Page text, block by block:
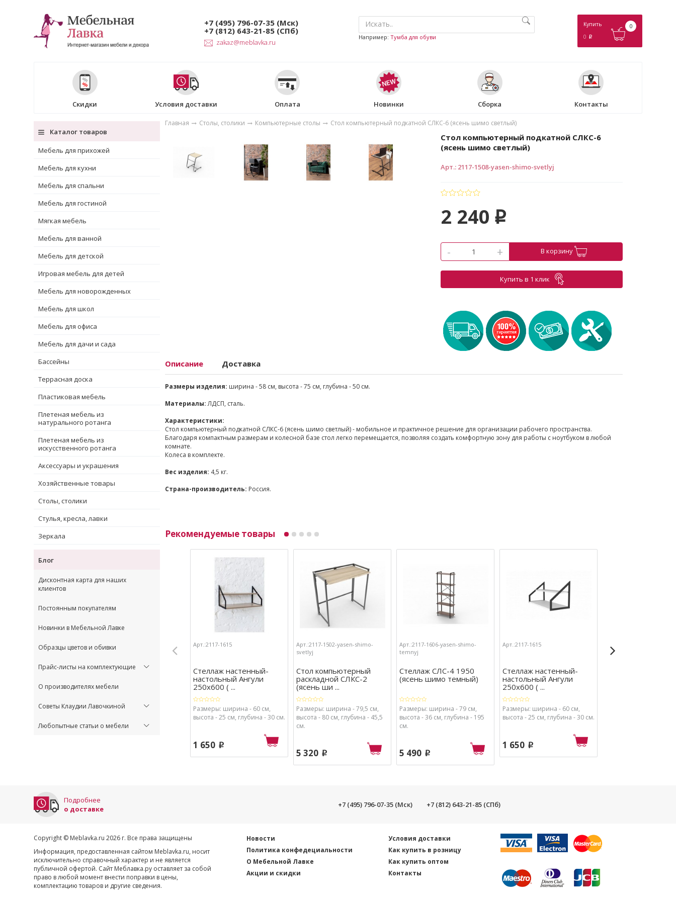
+7 (495) 796-07-35 (Мск)
+7 (812) 643-21-85 (СПб)
zakaz@meblavka.ru
Например: Тумба для обуви
Купить
0 p
0
Скидки Условия доставки Оплата Новинки Сборка Контакты
Каталог товаров
Мебель для прихожей
Мебель для кухни
Мебель для спальни
Мебель для гостиной
Мягкая мебель
Мебель для ванной
Мебель для детской
Игровая мебель для детей
Мебель для новорожденных
Мебель для школ
Мебель для офиса
Мебель для дачи и сада
Бассейны
Террасная доска
Пластиковая мебель
Плетеная мебель из
натурального ротанга
Плетеная мебель из
искусственного ротанга
Аксессуары и украшения
Хозяйственные товары
Столы, столики
Стулья, кресла, лавки
Зеркала
Блог
Дисконтная карта для наших
клиентов
Постоянным покупателям
Новинки в Мебельной Лавке
Образцы цветов и обивки
Прайс-листы на комплектующие
О производителях мебели
Советы Клаудии Лавочкиной
Любопытные статьи о мебели
Главная Столы, столики Компьютерные столы Стол компьютерный подкатной СЛКС-6 (ясень шимо светлый)
Стол компьютерный подкатной СЛКС-6
(ясень шимо светлый)
Арт.: 2117-1508-yasen-shimo-svetlyj
2 240 p
- + В корзину
Купить в 1 клик
Описание Доставка
Размеры изделия: ширина - 58 см, высота - 75 см, глубина - 50 см.
Материалы:ЛДСП, сталь.
Характеристики:
Стол компьютерный подкатной СЛКС-6 (ясень шимо светлый) - мобильное и практичное решение для организации рабочего пространства.
Благодаря компактным размерам и колесной базе стол легко перемещается, позволяя создать комфортную зону для работы с ноутбуком в любой
комнате.
Колеса в комплекте.
Вес изделия: 4,5 кг.
Страна-производитель: Россия.
Рекомендуемые товары
Арт.:2117-1615
Стеллаж настенный-
настольный Ангули
250х600 ( ...
Размеры: ширина - 60 см,
высота - 25 см, глубина - 30 см.
1 650 p
Арт.:2117-1502-yasen-shimo-
svetlyj
Стол компьютерный
раскладной СЛКС-2
(ясень ши ...
Размеры: ширина - 79,5 см,
высота - 80 см, глубина - 45,5
см.
5 320 p
Арт.:2117-1606-yasen-shimo-
temnyj
Стеллаж СЛС-4 1950
(ясень шимо темный)
Размеры: ширина - 79 см,
высота - 36 см, глубина - 195
см.
5 490 p
Арт.:2117-1615
Стеллаж настенный-
настольный Ангули
250х600 ( ...
Размеры: ширина - 60 см,
высота - 25 см, глубина - 30 см.
1 650 p
svetlyj
Подробнее
о доставке
+7 (495) 796-07-35 (Мск) +7 (812) 643-21-85 (СПб)
Copyright © Meblavka.ru 2026 г. Все права защищены
Информация, предоставленная сайтом Meblavka.ru, носит
исключительно справочный характер и не является
публичной офертой. Сайт Меблавка.ру оставляет за собой
право в любой момент внести поправки в цены,
комплектацию товаров и другие сведения.
Новости
Политика конфедециальности
О Мебельной Лавке
Акции и скидки
Условия доставки
Как купить в розницу
Как купить оптом
Контакты